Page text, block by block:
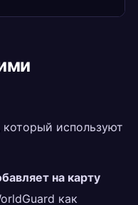
используют
на карту
как